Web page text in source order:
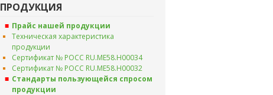
ПРОДУКЦИЯ
Прайс нашей продукции
Техническая характеристика
продукции
Сертификат № РОСС RU.ME58.H00034
Сертификат № РОСС RU.ME58.H00032
Стандарты пользующейся спросом
продукции